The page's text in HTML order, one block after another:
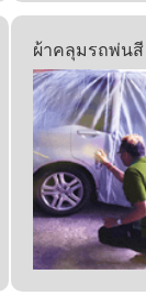
ผ้าคลุมรถพ่นสี